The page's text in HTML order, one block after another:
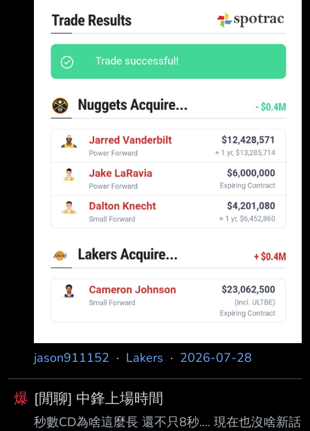
員。這位洛杉磯湖人隊的新任中鋒 在健身房裡訓
練：舉重、冰水浴、敏捷訓練，以及用力灌籃。
但他或許是第一位搭配 Zach Bryan 鄉村民謠歌
曲，分享自己夏季訓練混剪影片的球員。
Kessler 的每個細節都很重要。他是湖人今年夏
天最大的豪賭，也是他們投入最多資源的 一
jason911152 · Lakers · 2026-07-28
爆 [閒聊] 中鋒上場時間
秒數CD為啥這麼長 還不只8秒.... 現在也沒啥新話